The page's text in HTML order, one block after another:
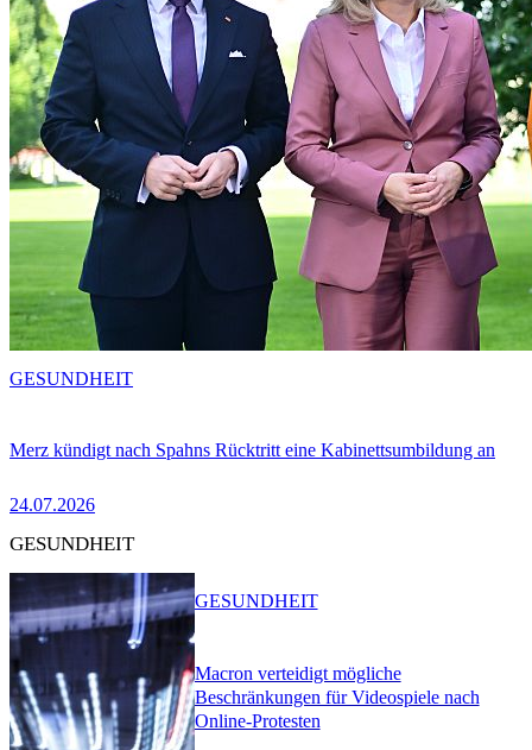
Merz kündigt nach Spahns Rücktritt eine Kabinettsumbildung an
24.07.2026
GESUNDHEIT
GESUNDHEIT
Macron verteidigt mögliche
Beschränkungen für Videospiele nach
Online-Protesten
GESUNDHEIT